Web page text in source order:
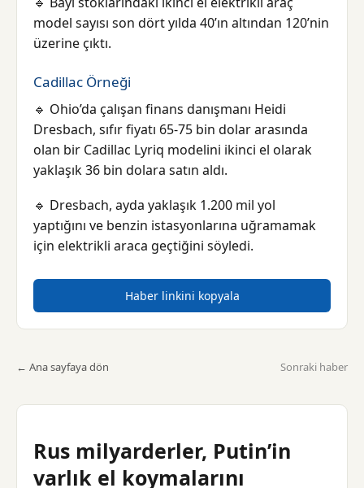
model sayısı son dört yılda 40’ın altından 120’nin
üzerine çıktı.
Cadillac Örneği
🔹 Ohio’da çalışan finans danışmanı Heidi
Dresbach, sıfır fiyatı 65-75 bin dolar arasında
olan bir Cadillac Lyriq modelini ikinci el olarak
yaklaşık 36 bin dolara satın aldı.
🔹 Dresbach, ayda yaklaşık 1.200 mil yol
yaptığını ve benzin istasyonlarına uğramamak
için elektrikli araca geçtiğini söyledi.
Haber linkini kopyala
← Ana sayfaya dön Sonraki haber
Rus milyarderler, Putin’in
varlık el koymalarını